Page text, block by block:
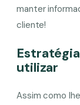
manter
cliente!
utilizar
Assim como